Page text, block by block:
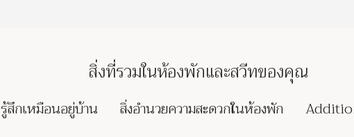
สิ่งที่รวมในห้องพักและสวีทของคุณ
รู้สึกเหมือนอยู่บ้าน สิ่งอำนวยความสะดวกในห้องพัก